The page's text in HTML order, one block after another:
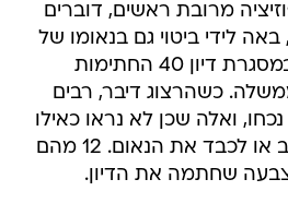
מרובת ראשים, דוברים
באה לידי ביטוי גם בנאומו של
יצחק הרצוג השבוע, במסגרת דיון 40 החתימות
כשהרצוג דיבר, רבים
נכחו, ואלה שכן לא נראו כאילו
הם מתאמצים להקשיב או לכבד את הנאום. 12 מהם
שחתמה את הדיון.